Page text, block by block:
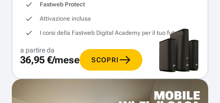
Fastweb Protect
Attivazione inclusa
I corsi della Fastweb Digital Academy per il tuo futuro
a partire da
36,95 €/mese SCOPRI
MOBILE